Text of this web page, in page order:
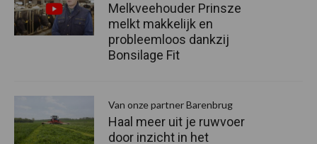
Melkveehouder Prinsze
melkt makkelijk en
probleemloos dankzij
Bonsilage Fit
Van onze partner Barenbrug
Haal meer uit je ruwvoer
door inzicht in het